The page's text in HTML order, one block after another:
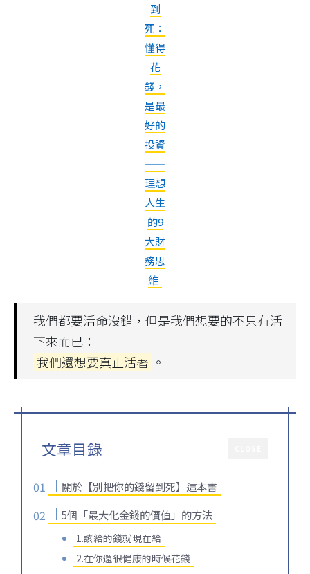
到
死：
懂得
花
錢，
是最
好的
投資
——
理想
人生
的9
大財
務思
維
我們都要活命沒錯，但是我們想要的不只有活
下來而已：
我們還想要真正活著 。
文章目錄
關於【別把你的錢留到死】這本書
5個「最大化金錢的價值」的方法
1.該給的錢就現在給
2.在你還很健康的時候花錢